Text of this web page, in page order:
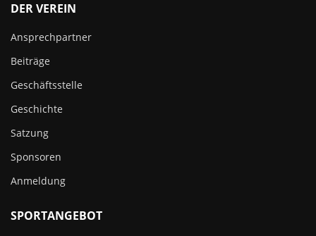
DER VEREIN
Ansprechpartner
Beiträge
Geschäftsstelle
Geschichte
Satzung
Sponsoren
Anmeldung
SPORTANGEBOT